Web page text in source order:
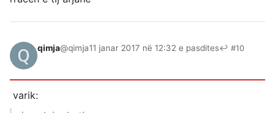
qimja@qimja11 janar 2017 në 12:32 e pasdites↩ #10
varik: